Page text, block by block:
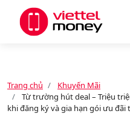
Sản phẩm
Trang chủ
Khuyến Mãi
Từ trường hút deal – Triệu
khi đăng ký và gia hạn gói ưu đãi